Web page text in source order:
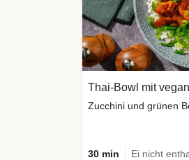
Zucchini und grünen
30 min